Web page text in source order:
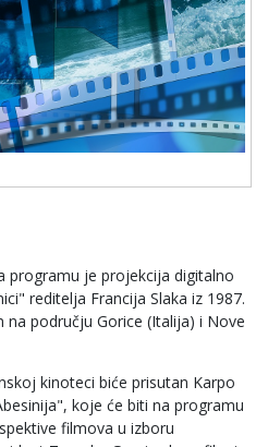
programu je projekcija digitalno
reditelja Francija Slaka iz 1987.
na području Gorice (Italija) i Nove
kinoteci biće prisutan Karpo
koje će biti na programu
filmova u izboru